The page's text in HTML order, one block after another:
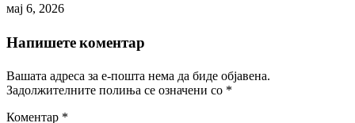
мај 6, 2026
Напишете коментар
Вашата адреса за е-пошта нема да биде објавена.
Задолжителните полиња се означени со *
Коментар *